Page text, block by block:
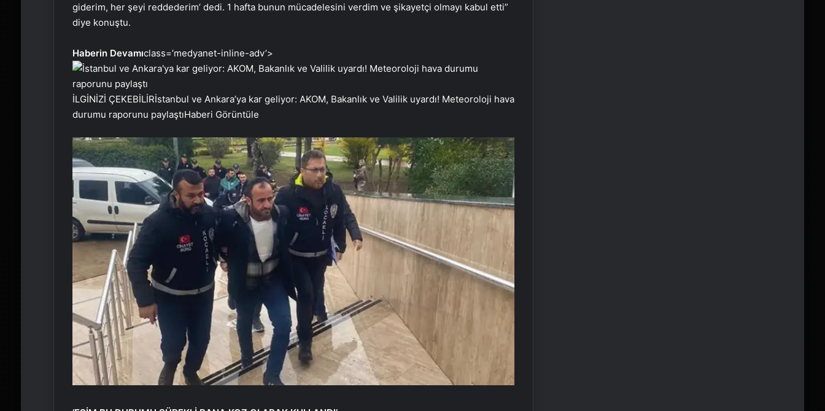
giderim, her şeyi reddederim’ dedi. 1 hafta bunun mücadelesini verdim ve şikayetçi olmayı kabul etti”
diye konuştu.
Haberin Devamıclass=’medyanet-inline-adv’>
İLGİNİZİ ÇEKEBİLİRİstanbul ve Ankara’ya kar geliyor: AKOM, Bakanlık ve Valilik uyardı! Meteoroloji hava
durumu raporunu paylaştıHaberi Görüntüle